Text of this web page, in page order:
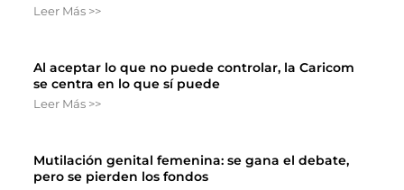
Leer Más >>
Al aceptar lo que no puede controlar, la Caricom
se centra en lo que sí puede
Leer Más >>
Mutilación genital femenina: se gana el debate,
pero se pierden los fondos